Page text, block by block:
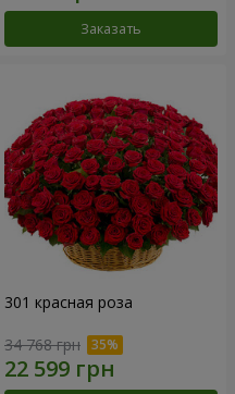
Заказать
301 красная роза
34 768 грн